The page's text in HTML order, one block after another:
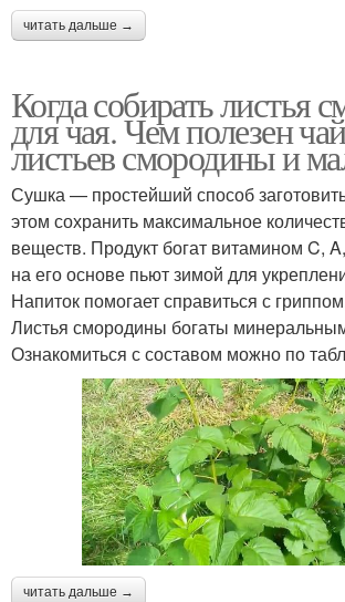
читать дальше →
Когда собирать листья
для чая. Чем полезен
листьев смородины и
Сушка — простейший способ
этом сохранить максимальное
веществ. Продукт богат витамином C,
на его основе пьют зимой для
Напиток помогает справиться с
Листья смородины богаты
Ознакомиться с составом можно по
читать дальше →